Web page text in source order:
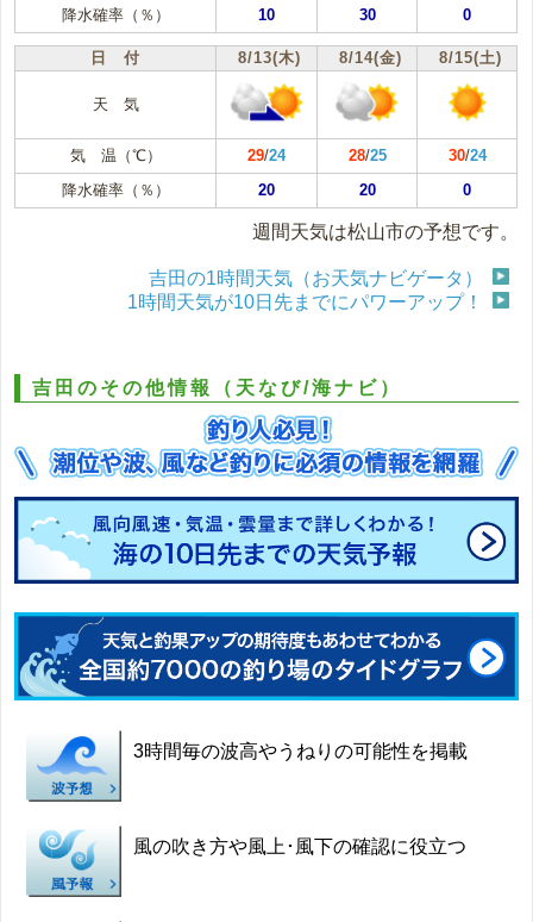
降水確率（％）
10 30 0
日 付 8/13(木) 8/14(金) 8/15(土)
天 気
気 温（℃） 29/24 28/25 30/24
降水確率（％）
20 20 0
週間天気は松山市の予想です。
吉田の1時間天気（お天気ナビゲータ）
1時間天気が10日先までにパワーアップ！
吉田のその他情報（天なび/海ナビ）
3時間毎の波高やうねりの可能性を掲載
風の吹き方や風上･風下の確認に役立つ